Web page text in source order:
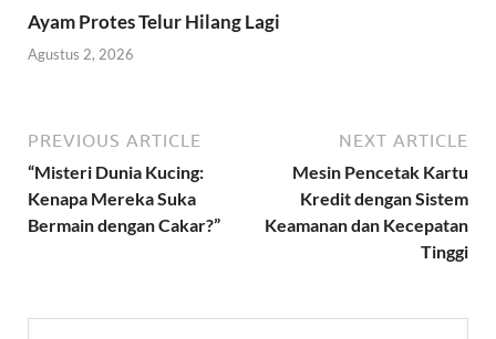
Ayam Protes Telur Hilang Lagi
Agustus 2, 2026
PREVIOUS ARTICLE
“Misteri Dunia Kucing:
Kenapa Mereka Suka
Bermain dengan Cakar?”
NEXT ARTICLE
Mesin Pencetak Kartu
Kredit dengan Sistem
Keamanan dan Kecepatan
Tinggi